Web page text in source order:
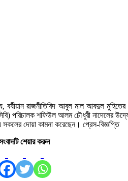
বর্ষীয়ান রাজনীতিবিদ আবুল মাল আবদুল
পরিচালক শফিউল আলম চৌধুরী নাদেলের
দোয়া কামনা করেছেন। প্রেস-বিজ্ঞপ্তি
শেয়ার করুন